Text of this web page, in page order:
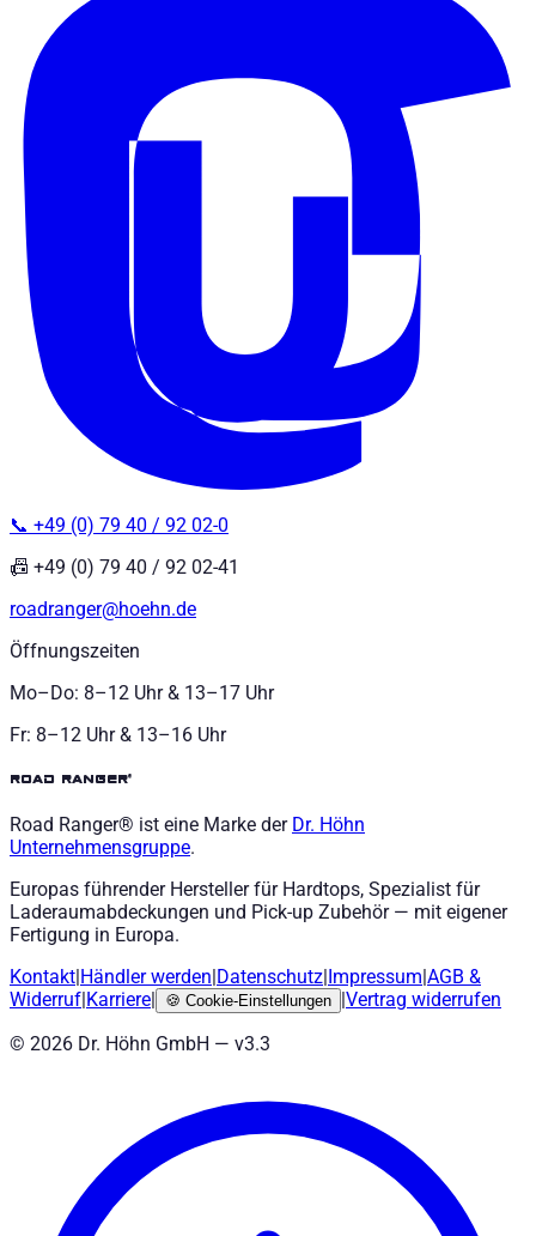
📞 +49 (0) 79 40 / 92 02-0
📠 +49 (0) 79 40 / 92 02-41
roadranger@hoehn.de
Öffnungszeiten
Mo–Do: 8–12 Uhr & 13–17 Uhr
Fr: 8–12 Uhr & 13–16 Uhr
road ranger®
Road Ranger® ist eine Marke der Dr. Höhn
Unternehmensgruppe.
Europas führender Hersteller für Hardtops, Spezialist für
Laderaumabdeckungen und Pick-up Zubehör — mit eigener
Fertigung in Europa.
Kontakt Händler werden Datenschutz Impressum AGB &
Widerruf Karriere 🍪 Cookie-Einstellungen
Vertrag widerrufen
© 2026 Dr. Höhn GmbH — v3.3